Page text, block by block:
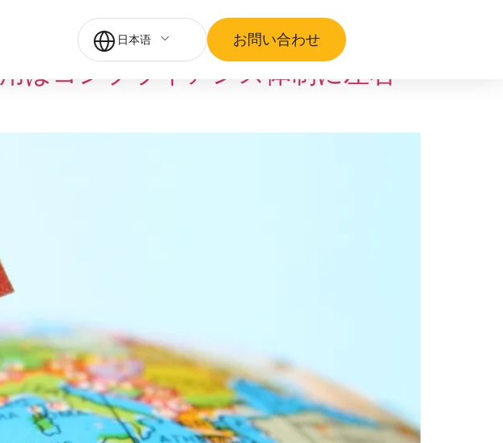
日本语 お問い合わせ
はコンプライアンス体制に左右